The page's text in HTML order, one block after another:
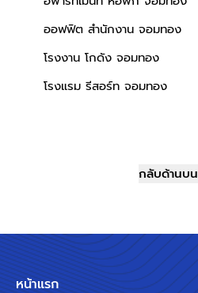
ออฟฟิต สำนักงาน จอมทอง
โรงงาน โกดัง จอมทอง
โรงแรม รีสอร์ท จอมทอง
กลับด้านบน
หน้าแรก